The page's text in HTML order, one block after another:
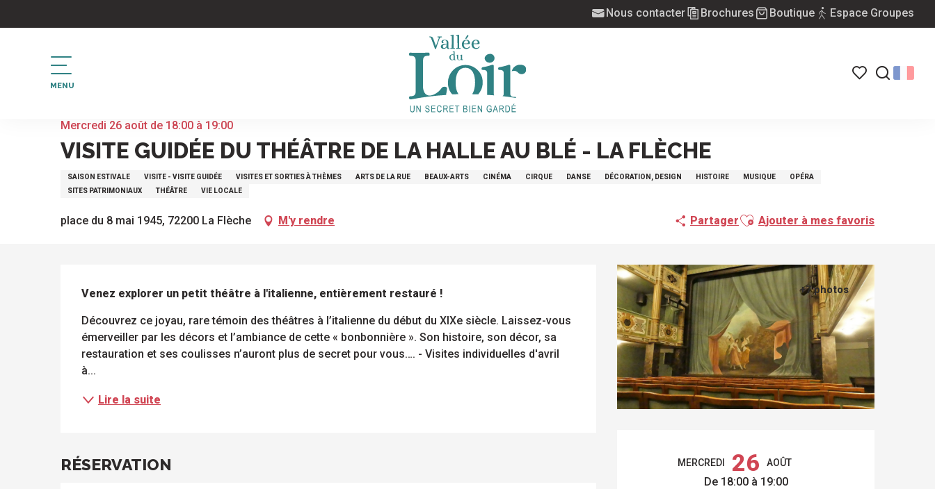
au
Nous contacter Brochures Boutique Espace Groupes
MENU
Accueil
Mercredi 26 août de 18:00 à 19:00
VISITE GUIDÉE DU THÉÂTRE DE LA HALLE AU BLÉ - LA FLÈCHE
SAISON ESTIVALE VISITE - VISITE GUIDÉE VISITES ET SORTIES À THÈMES ARTS DE LA RUE BEAUX-ARTS CINÉMA CIRQUE DANSE DÉCORATION, DESIGN HISTOIRE MUSIQUE
OPÉRA
SITES PATRIMONIAUX
THÉÂTRE VIE LOCALE
place du 8 mai 1945, 72200 La Flèche M'y rendre PartagerAjouter aux favoris
Ajouter à mes favoris
+7 photos
OUVERTURE ET
MERCREDI 26 AOÛT
De 18:00 à 19:00
DESCRIPTION
Venez explorer un petit théâtre à l'italienne, entièrement restauré !
Découvrez ce joyau, rare témoin des théâtres à l’italienne du début du XIXe siècle. Laissez-vous
émerveiller par les décors et l’ambiance de cette « bonbonnière ». Son histoire, son décor, sa
restauration et ses coulisses n’auront plus de secret pour vous…. - Visites individuelles d'avril
à...
Lire la suite
RÉSERVATION